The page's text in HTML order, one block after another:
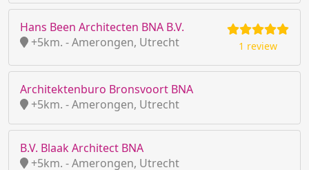
Hans Been Architecten BNA B.V.
+5km. - Amerongen, Utrecht
1 review
Architektenburo Bronsvoort BNA
+5km. - Amerongen, Utrecht
B.V. Blaak Architect BNA
+5km. - Amerongen, Utrecht